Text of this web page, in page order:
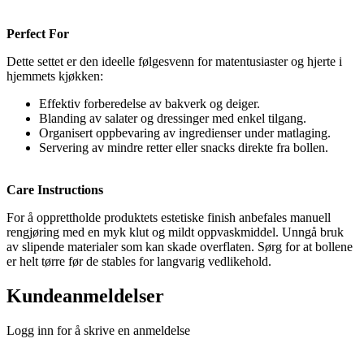
Perfect For
Dette settet er den ideelle følgesvenn for matentusiaster og hjerte i
hjemmets kjøkken:
Effektiv forberedelse av bakverk og deiger.
Blanding av salater og dressinger med enkel tilgang.
Organisert oppbevaring av ingredienser under matlaging.
Servering av mindre retter eller snacks direkte fra bollen.
Care Instructions
For å opprettholde produktets estetiske finish anbefales manuell
rengjøring med en myk klut og mildt oppvaskmiddel. Unngå bruk
av slipende materialer som kan skade overflaten. Sørg for at bollene
er helt tørre før de stables for langvarig vedlikehold.
Kundeanmeldelser
Logg inn for å skrive en anmeldelse